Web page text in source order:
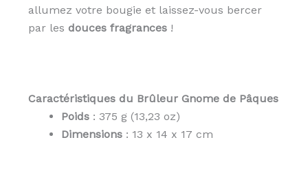
allumez votre bougie et laissez-vous bercer
par les douces fragrances!
Caractéristiques du Brûleur Gnome de Pâques
Poids: 375 g (13,23 oz)
Dimensions: 13 x 14 x 17 cm